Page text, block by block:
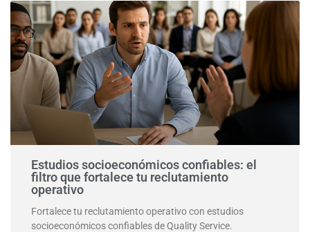
Estudios socioeconómicos confiables: el
filtro que fortalece tu reclutamiento
operativo
Fortalece tu reclutamiento operativo con estudios
socioeconómicos confiables de Quality Service.